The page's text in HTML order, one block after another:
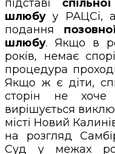
підставі
шлюбу у РАЦСі,
подання
шлюбу. Якщо в
років, немає
процедура
Якщо ж є діти,
сторін не
вирішується
місті Новий
на розгляд
Суд у межах